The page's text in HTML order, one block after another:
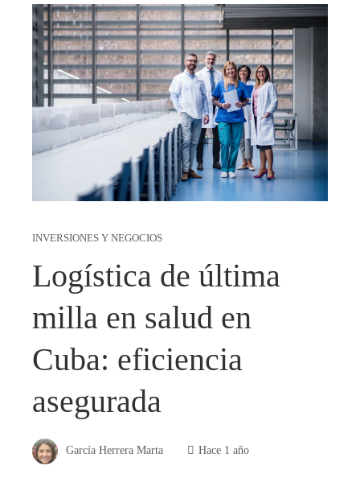
INVERSIONES Y NEGOCIOS
Logística de última
milla en salud en
Cuba: eficiencia
asegurada
García Herrera Marta Hace 1 año